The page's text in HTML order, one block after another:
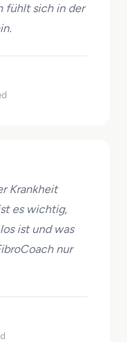
fühlt sich in der
Krankheit
es wichtig,
ist und was
nur